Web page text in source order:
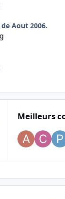
Aout 2006.
Meilleurs